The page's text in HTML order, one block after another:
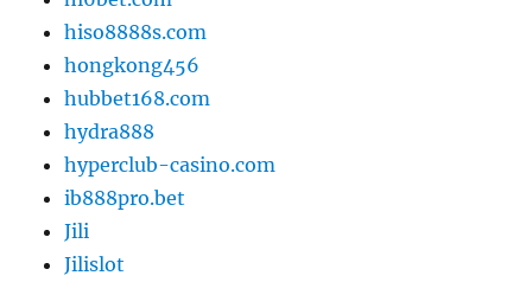
hiso8888s.com
hongkong456
hubbet168.com
hydra888
hyperclub-casino.com
ib888pro.bet
Jili
Jilislot